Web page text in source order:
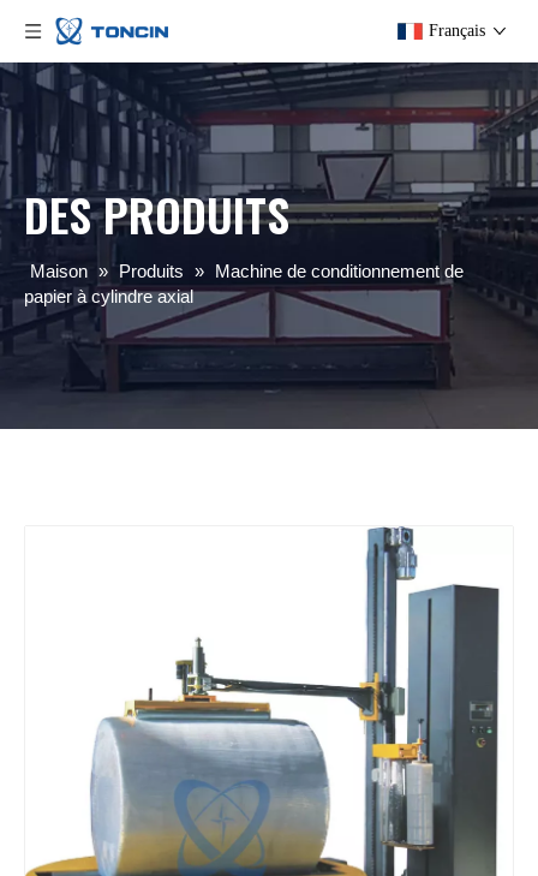
Français
DES PRODUITS
Maison » Produits » Machine de conditionnement de
papier à cylindre axial